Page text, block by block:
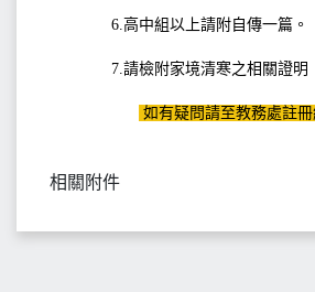
6.高中組以上請附自傳一篇。
7.請檢附家境清寒之相關證明
如有疑問請至教務處註冊
相關附件